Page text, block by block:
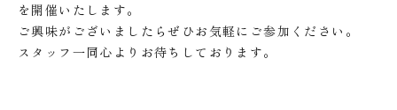
を開催いたします。
ご興味がございましたらぜひお気軽にご参加ください。
スタッフ一同心よりお待ちしております。